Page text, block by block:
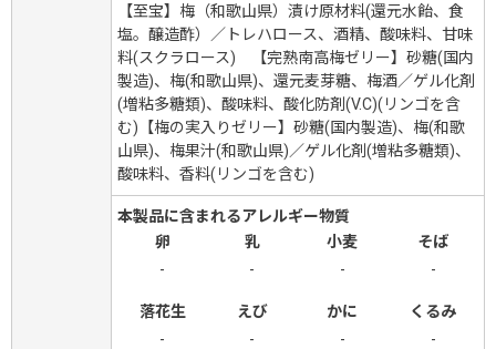
【至宝】梅（和歌山県）漬け原材料(還元水飴、食
塩。醸造酢）／トレハロース、酒精、酸味料、甘味
料(スクラロース) 【完熟南高梅ゼリー】砂糖(国内
製造)、梅(和歌山県)、還元麦芽糖、梅酒／ゲル化剤
(増粘多糖類)、酸味料、酸化防剤(V.C)(リンゴを含
む)【梅の実入りゼリー】砂糖(国内製造)、梅(和歌
山県)、梅果汁(和歌山県)／ゲル化剤(増粘多糖類)、
酸味料、香料(リンゴを含む)
本製品に含まれるアレルギー物質
卵
乳 小麦
そば
-
- - -
落花生 えび かに
くるみ
-
- - -